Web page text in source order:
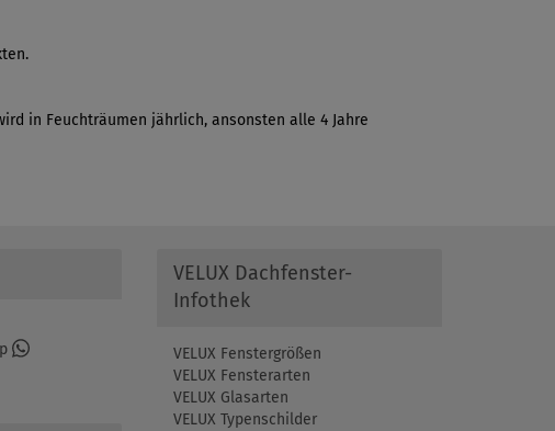
in Feuchträumen jährlich, ansonsten alle 4 Jahre
VELUX Dachfenster-
Infothek
VELUX Fenstergrößen
VELUX Fensterarten
VELUX Glasarten
VELUX Typenschilder